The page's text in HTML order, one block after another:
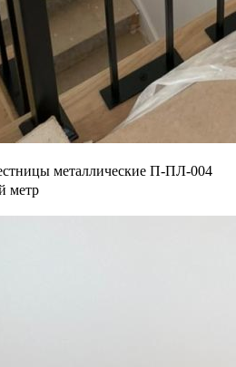
металлические П-ПЛ-004
метр